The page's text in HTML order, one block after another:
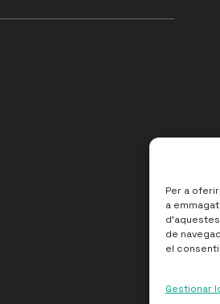
Per a
a
de
el
Gestionar